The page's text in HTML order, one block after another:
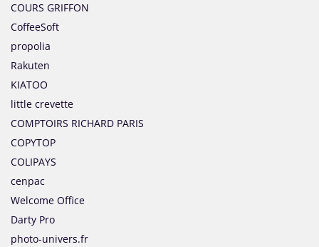
COURS GRIFFON
CoffeeSoft
propolia
Rakuten
KIATOO
little crevette
COMPTOIRS RICHARD PARIS
COPYTOP
COLIPAYS
cenpac
Welcome Office
Darty Pro
photo-univers.fr